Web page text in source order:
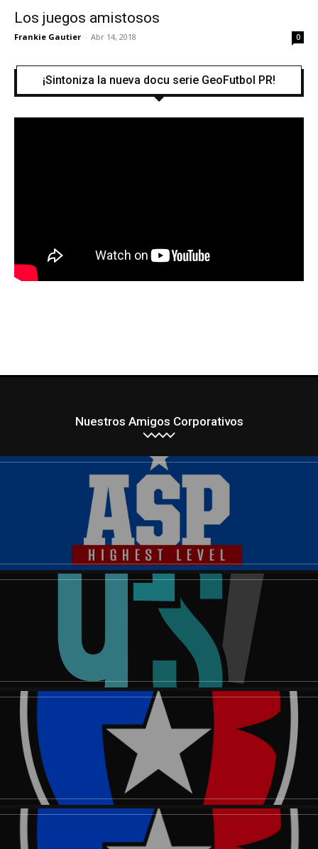
Los juegos amistosos
Frankie Gautier - Abr 14, 2018 0
¡Sintoniza la nueva docu serie GeoFutbol PR!
Nuestros Amigos Corporativos